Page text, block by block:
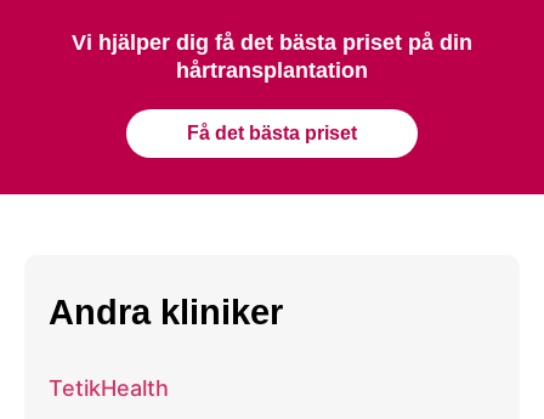
Vi hjälper dig få det bästa priset på din
hårtransplantation
Få det bästa priset
Andra kliniker
TetikHealth